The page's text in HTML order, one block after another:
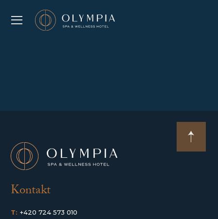
Kontakt
T: +420 724 573 010